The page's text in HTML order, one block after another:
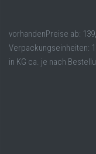
vorhandenPreise ab:
Verpackungseinheiten:
in KG ca. je nach